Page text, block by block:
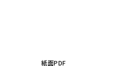
紙面PDF